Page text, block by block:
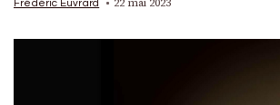
Frédéric Euvrard